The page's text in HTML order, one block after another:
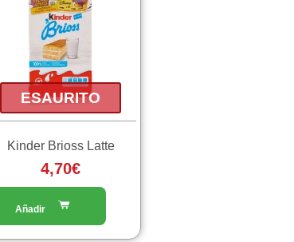
ESAURITO
Kinder Brioss Latte
4,70€